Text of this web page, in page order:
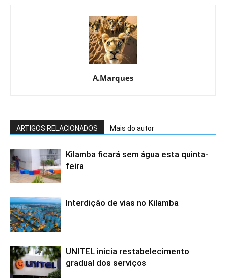
A.Marques
ARTIGOS RELACIONADOS Mais do autor
Kilamba ficará sem água esta quinta-
feira
Interdição de vias no Kilamba
UNITEL inicia restabelecimento
gradual dos serviços